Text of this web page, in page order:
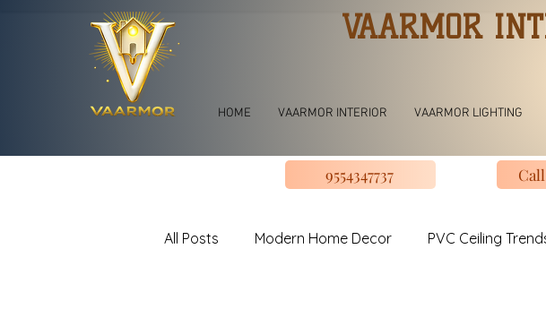
VAARMOR
HOME VAARMOR INTERIOR VAARMOR LIGHTING
9554347737
All Posts Modern Home Decor PVC Ceiling